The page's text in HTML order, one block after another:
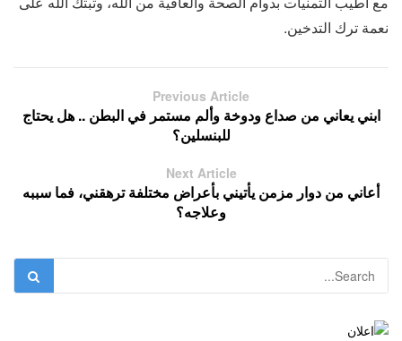
نعمة ترك التدخين.
Previous Article
ابني يعاني من صداع ودوخة وألم مستمر في البطن .. هل يحتاج
للبنسلين؟
Next Article
أعاني من دوار مزمن يأتيني بأعراض مختلفة ترهقني، فما سببه
وعلاجه؟